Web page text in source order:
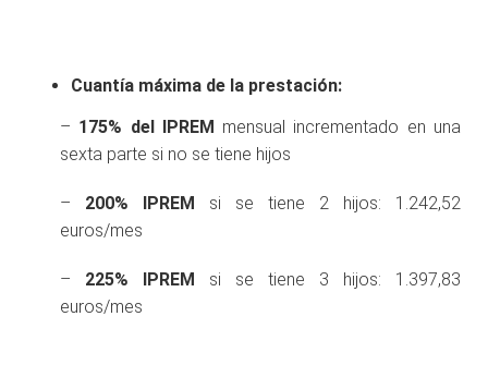
Cuantía máxima de la prestación:
– 175% del IPREM mensual incrementado en una
sexta parte si no se tiene hijos
– 200% IPREM si se tiene 2 hijos: 1.242,52
euros/mes
– 225% IPREM si se tiene 3 hijos: 1.397,83
euros/mes